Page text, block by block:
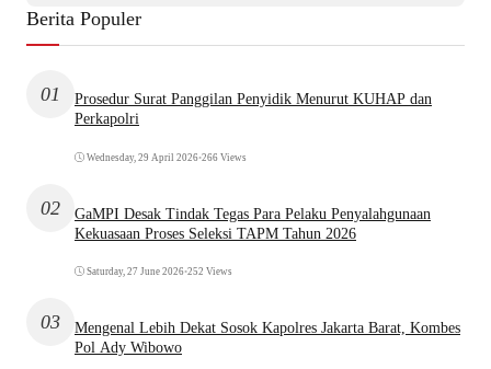
Berita Populer
01
Prosedur Surat Panggilan Penyidik Menurut KUHAP dan
Perkapolri
Wednesday, 29 April 2026•266 Views
02
GaMPI Desak Tindak Tegas Para Pelaku Penyalahgunaan
Kekuasaan Proses Seleksi TAPM Tahun 2026
Saturday, 27 June 2026•252 Views
03
Mengenal Lebih Dekat Sosok Kapolres Jakarta Barat, Kombes
Pol Ady Wibowo